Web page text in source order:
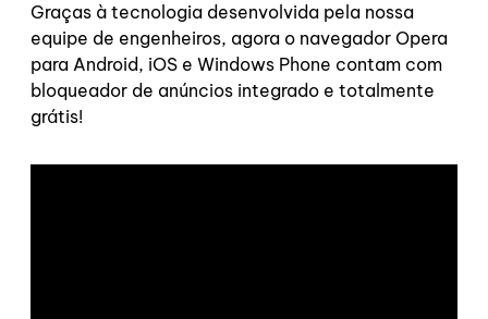
Graças à tecnologia desenvolvida pela nossa
equipe de engenheiros, agora o navegador Opera
para Android, iOS e Windows Phone contam com
bloqueador de anúncios integrado e totalmente
grátis!